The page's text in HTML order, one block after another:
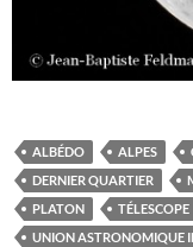
ALBÉDO ALPES
DERNIER QUARTIER
PLATON
TÉLESCOPE
UNION ASTRONOMIQUE